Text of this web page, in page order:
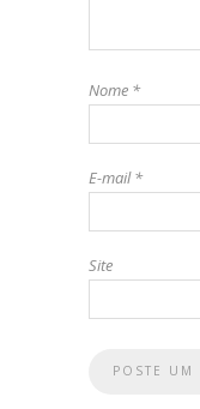
Nome *
E-mail*
Site